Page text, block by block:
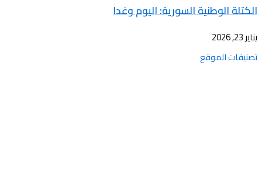
الكتلة الوطنية السورية: اليوم وغدا
يناير 23, 2026
تصنيفات الموقع